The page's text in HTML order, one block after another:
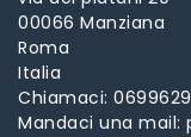
00066 Manziana
Roma
Italia
Chiamaci:
Mandaci una mail: